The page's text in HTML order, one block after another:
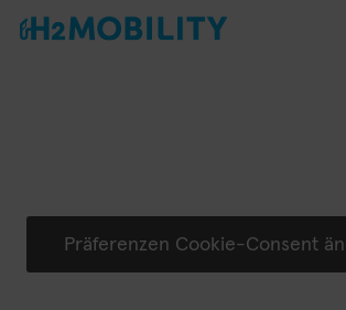
Tankstellen
Präferenzen Cookie-Consent